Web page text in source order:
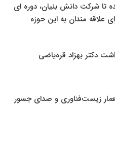
تا شرکت دانش بنیان، دوره ای
علاقه مندان به این حوزه
دکتر بهزاد قره‌یاضی
زیست‌فناوری و صدای جسور